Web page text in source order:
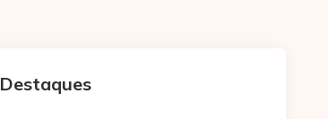
Destaques